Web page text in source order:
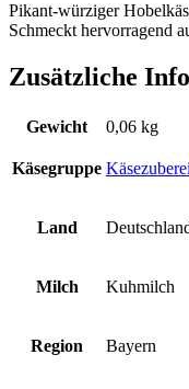
Pikant-würziger
Schmeckt hervorragend
Zusätzliche
Gewicht 0,06 kg
Käsegruppe
Land
Milch Kuhmilch
Region Bayern